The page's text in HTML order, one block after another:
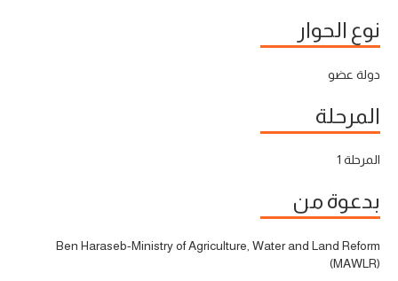
نوع الحوار
دولة عضو
المرحلة
المرحلة 1
بدعوة من
Ben Haraseb-Ministry of Agriculture, Water and Land Reform
(MAWLR)